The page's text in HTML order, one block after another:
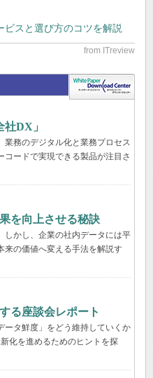
ビスと選び方のコツを解説
DX」
務のデジタル化と業務プロセス
ードで実現できる製品が注目さ
を向上させる秘訣
しかし、企業の社内データには平
来の価値へ変える手法を解説す
る座談会レポート
ータ鮮度」をどう維持していくか
化を進めるためのヒントを探